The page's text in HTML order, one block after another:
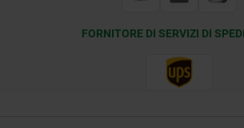
FORNITORE DI SERVIZI DI